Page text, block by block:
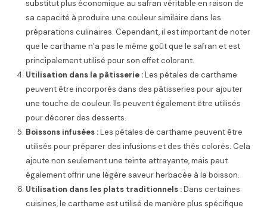
substitut plus économique au safran véritable en raison de
sa capacité à produire une couleur similaire dans les
préparations culinaires. Cependant, il est important de noter
que le carthame n’a pas le même goût que le safran et est
principalement utilisé pour son effet colorant.
Utilisation dans la pâtisserie :Les pétales de carthame
peuvent être incorporés dans des pâtisseries pour ajouter
une touche de couleur. Ils peuvent également être utilisés
pour décorer des desserts.
Boissons infusées :Les pétales de carthame peuvent être
utilisés pour préparer des infusions et des thés colorés. Cela
ajoute non seulement une teinte attrayante, mais peut
également offrir une légère saveur herbacée à la boisson.
Utilisation dans les plats traditionnels :Dans certaines
cuisines, le carthame est utilisé de manière plus spécifique